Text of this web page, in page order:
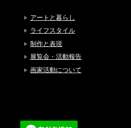
アートと暮らし
ライフスタイル
制作と表現
展覧会・活動報告
画家活動について